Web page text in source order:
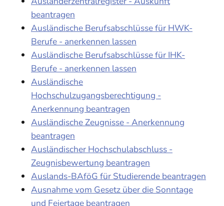
beantragen
Ausländische Berufsabschlüsse für HWK-
Berufe - anerkennen lassen
Ausländische Berufsabschlüsse für IHK-
Berufe - anerkennen lassen
Ausländische
Hochschulzugangsberechtigung -
Anerkennung beantragen
Ausländische Zeugnisse - Anerkennung
beantragen
Ausländischer Hochschulabschluss -
Zeugnisbewertung beantragen
Auslands-BAföG für Studierende beantragen
Ausnahme vom Gesetz über die Sonntage
und Feiertage beantragen